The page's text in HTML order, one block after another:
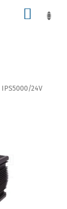
IPS5000/24V